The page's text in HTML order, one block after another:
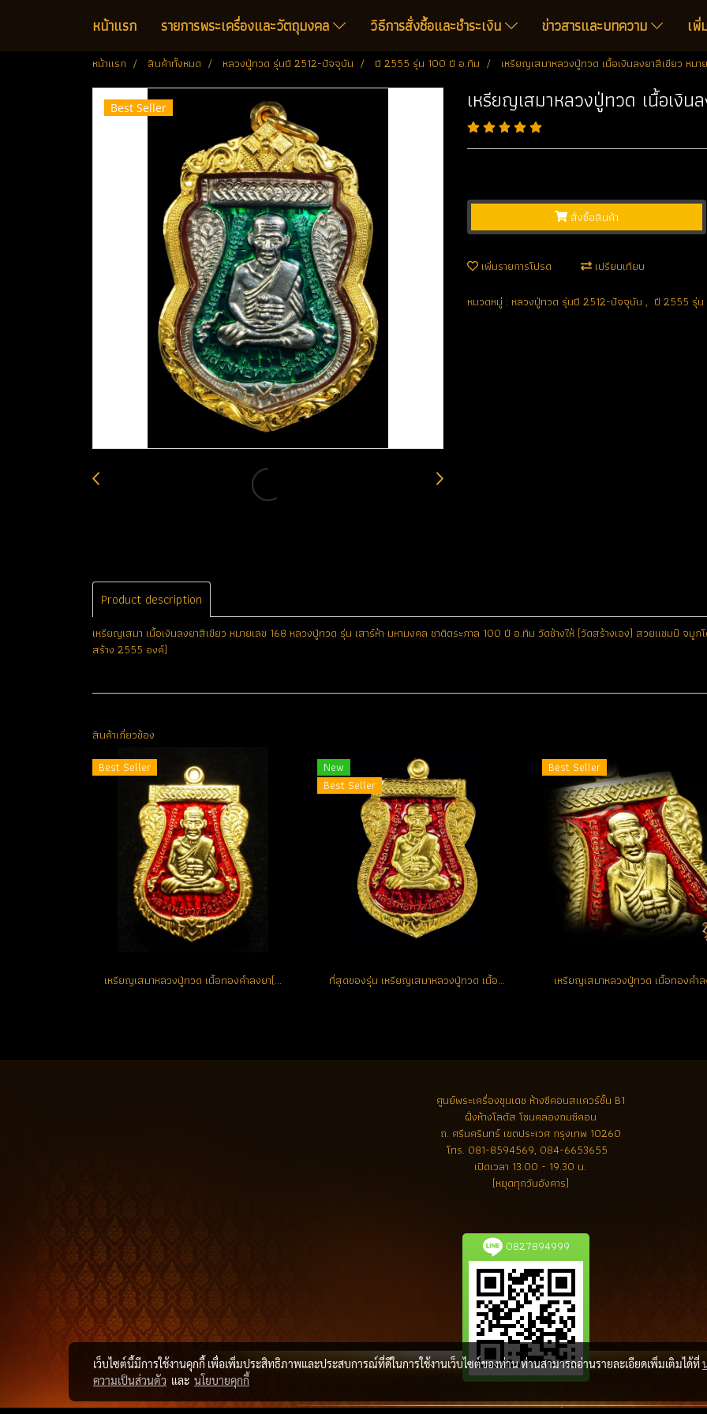
หน้าแรก รายการพระเครื่องและวัตถุมงคล วิธีการสั่งซื้อและชำระเงิน ข่าวสารและบทความ เพิ่
หน้าแรก สินค้าทั้งหมด หลวงปู่ทวด รุ่นปี 2512-ปัจจุบัน ปี 2555 รุ่น 100 ปี อ.ทิม เหรียญเสมาหลวงปู่ทวด เนื้อเงินลงยาสีเขียว หมา
Best Seller เหรียญเสมาหลวงปู่ทวด เนื้อเงิน
สั่งซื้อสินค้า
เพิ่มรายการโปรด เปรียบเทียบ
หมวดหมู่ : หลวงปู่ทวด รุ่นปี 2512-ปัจจุบัน , ปี 2555 รุ่
Product description
เหรียญเสมา เนื้อเงินลงยาสีเขียว หมายเลข 168 หลวงปู่ทวด รุ่น เสาร์ห้า มหามงคล ชาติตระกาล 100 ปี อ.ทิม วัดช้างให้ (วัดสร้างเอง) สวยแชมป์ จ
สร้าง 2555 องค์)
สินค้าเกี่ยวข้อง
Best Seller
เหรียญเสมาหลวงปู่ทวด เนื้อทองคำลงยา(สีแดง) หมายเลข 101 (ขายแล้ว)
New
Best Seller
ที่สุดของรุ่น เหรียญเสมาหลวงปู่ทวด เนื้อทองคำลงยา(สีแดง) หมายเลข 1 รุ่น เสาร์ห้า มหามงคล ชาติตระกาล 100 ปี อ.ทิม วัดช้างให้ (โชว์อย่างเดียว)
Best Seller
ศูนย์พระเครื่องขุนเดช ห้างซีคอนสแควร์ชั้น B1
ฝั่งห้างโลตัส โซนคลองถมซีคอน
ถ. ศรีนครินทร์ เขตประเวศ กรุงเทพ 10260
โทร. 081-8594569, 084-6653655
เปิดเวลา 13.00 - 19.30 น.
(หยุดทุกวันอังคาร)
0827894999
เว็บไซต์นี้มีการใช้งานคุกกี้ เพื่อเพิ่มประสิทธิภาพและประสบการณ์ที่ดีในการใช้งานเว็บไซต์ของท่าน ท่านสามารถอ่านรายละเอียดเพิ่มเติมได้ที่
ความเป็นส่วนตัว และ นโยบายคุกกี้